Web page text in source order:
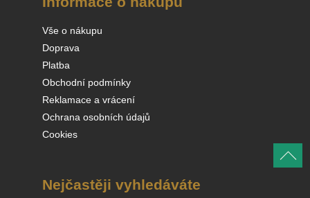
Vše o nákupu
Doprava
Platba
Obchodní podmínky
Reklamace a vrácení
Ochrana osobních údajů
Cookies
Nejčastěji vyhledáváte